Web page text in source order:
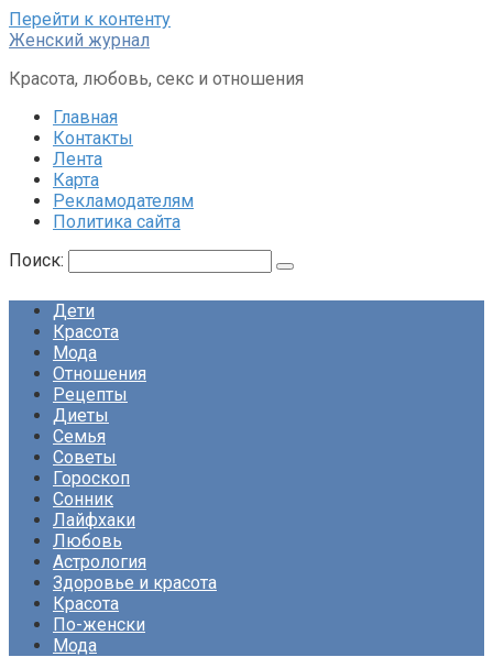
Перейти к контенту
Женский журнал
Красота, любовь, секс и отношения
Главная
Контакты
Лента
Карта
Рекламодателям
Политика сайта
Поиск:
Дети
Красота
Мода
Отношения
Рецепты
Диеты
Семья
Советы
Гороскоп
Сонник
Лайфхаки
Любовь
Астрология
Здоровье и красота
Красота
По-женски
Мода